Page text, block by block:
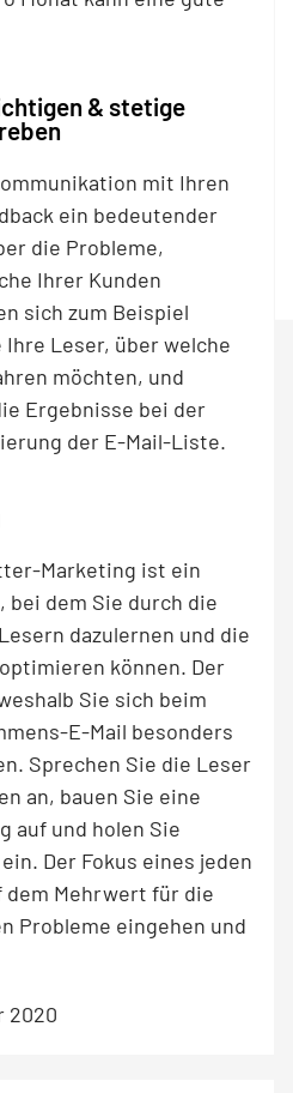
& stetige
mit Ihren
ein bedeutender
die Probleme,
Ihrer Kunden
sich zum Beispiel
Leser, über welche
möchten, und
Ergebnisse bei der
der E-Mail-Liste.
Marketing ist ein
bei dem Sie durch die
dazulernen und die
können. Der
Sie sich beim
E-Mail besonders
Sprechen Sie die Leser
an, bauen Sie eine
auf und holen Sie
Der Fokus eines jeden
Mehrwert für die
Probleme eingehen und
2020